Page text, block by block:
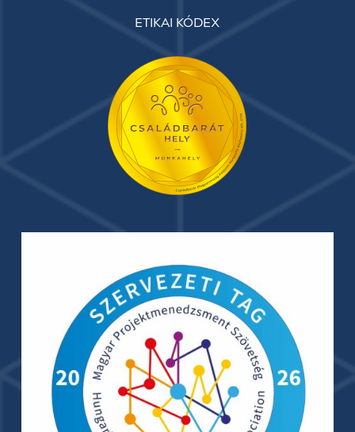
ETIKAI KÓDEX